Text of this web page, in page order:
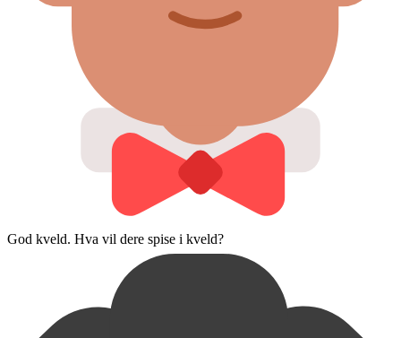
God kveld. Hva vil dere spise i kveld?